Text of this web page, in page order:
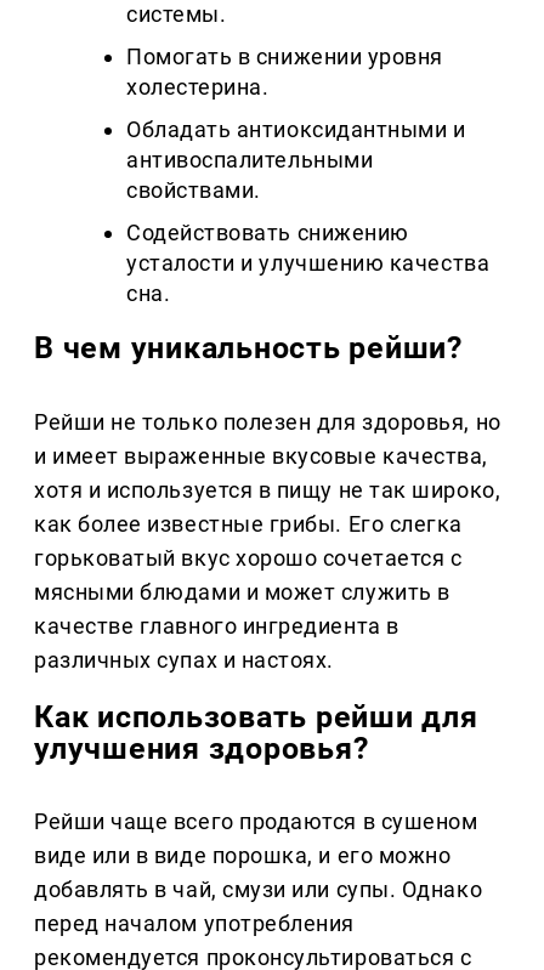
системы.
Помогать в снижении уровня
холестерина.
Обладать антиоксидантными и
антивоспалительными
свойствами.
Содействовать снижению
усталости и улучшению качества
сна.
В чем уникальность рейши?
Рейши не только полезен для здоровья, но
и имеет выраженные вкусовые качества,
хотя и используется в пищу не так широко,
как более известные грибы. Его слегка
горьковатый вкус хорошо сочетается с
мясными блюдами и может служить в
качестве главного ингредиента в
различных супах и настоях.
Как использовать рейши для
улучшения здоровья?
Рейши чаще всего продаются в сушеном
виде или в виде порошка, и его можно
добавлять в чай, смузи или супы. Однако
перед началом употребления
рекомендуется проконсультироваться с